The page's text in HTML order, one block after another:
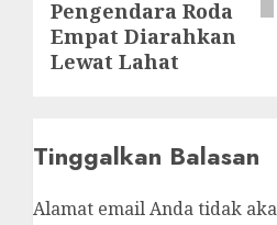
Pengendara Roda
Empat Diarahkan
Lewat Lahat
Tinggalkan Balasan
Alamat email Anda tidak